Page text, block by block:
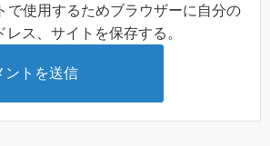
で使用するためブラウザーに自分の
ス、サイトを保存する。